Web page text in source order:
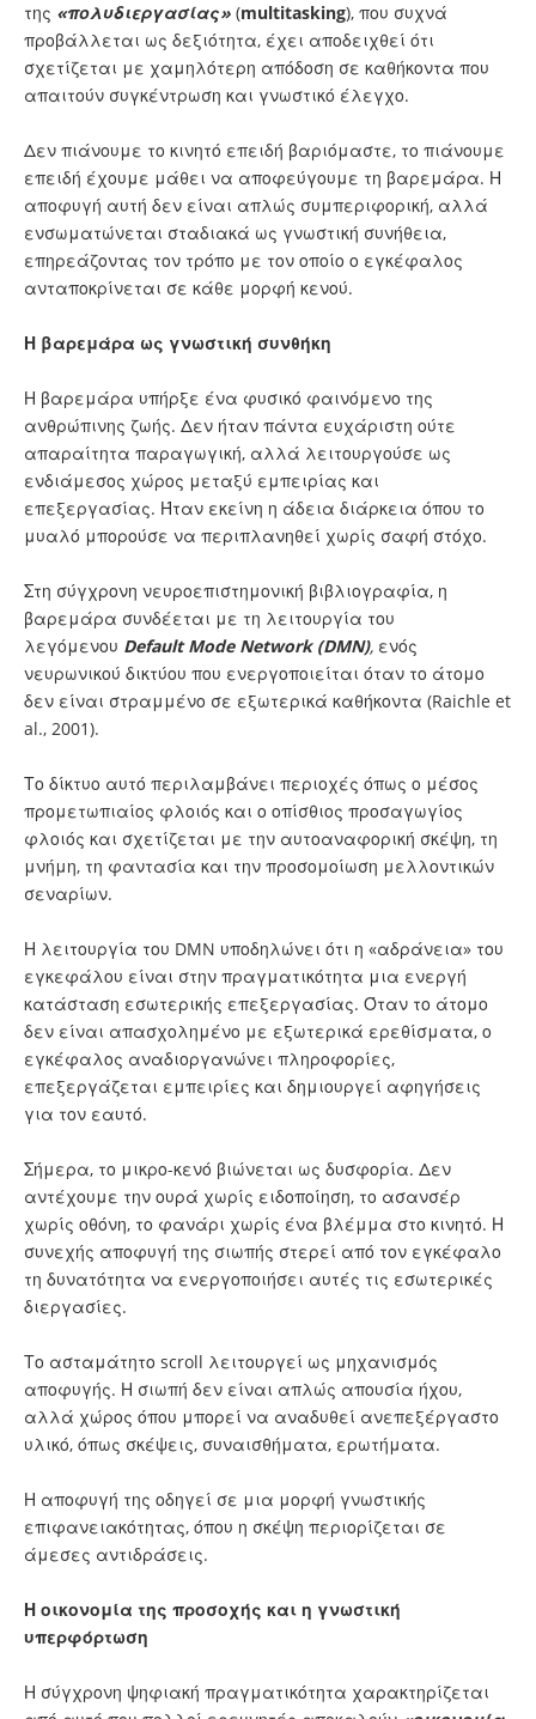
της «πολυδιεργασίας» (multitasking), που συχνά
προβάλλεται ως δεξιότητα, έχει αποδειχθεί ότι
σχετίζεται με χαμηλότερη απόδοση σε καθήκοντα που
απαιτούν συγκέντρωση και γνωστικό έλεγχο.
Δεν πιάνουμε το κινητό επειδή βαριόμαστε, το πιάνουμε
επειδή έχουμε μάθει να αποφεύγουμε τη βαρεμάρα. Η
αποφυγή αυτή δεν είναι απλώς συμπεριφορική, αλλά
ενσωματώνεται σταδιακά ως γνωστική συνήθεια,
επηρεάζοντας τον τρόπο με τον οποίο ο εγκέφαλος
ανταποκρίνεται σε κάθε μορφή κενού.
Η βαρεμάρα ως γνωστική συνθήκη
Η βαρεμάρα υπήρξε ένα φυσικό φαινόμενο της
ανθρώπινης ζωής. Δεν ήταν πάντα ευχάριστη ούτε
απαραίτητα παραγωγική, αλλά λειτουργούσε ως
ενδιάμεσος χώρος μεταξύ εμπειρίας και
επεξεργασίας. Ήταν εκείνη η άδεια διάρκεια όπου το
μυαλό μπορούσε να περιπλανηθεί χωρίς σαφή στόχο.
Στη σύγχρονη νευροεπιστημονική βιβλιογραφία, η
βαρεμάρα συνδέεται με τη λειτουργία του
λεγόμενου Default Mode Network (DMN), ενός
νευρωνικού δικτύου που ενεργοποιείται όταν το άτομο
δεν είναι στραμμένο σε εξωτερικά καθήκοντα (Raichle et
al., 2001).
Το δίκτυο αυτό περιλαμβάνει περιοχές όπως ο μέσος
προμετωπιαίος φλοιός και ο οπίσθιος προσαγωγίος
φλοιός και σχετίζεται με την αυτοαναφορική σκέψη, τη
μνήμη, τη φαντασία και την προσομοίωση μελλοντικών
σεναρίων.
Η λειτουργία του DMN υποδηλώνει ότι η «αδράνεια» του
εγκεφάλου είναι στην πραγματικότητα μια ενεργή
κατάσταση εσωτερικής επεξεργασίας. Όταν το άτομο
δεν είναι απασχολημένο με εξωτερικά ερεθίσματα, ο
εγκέφαλος αναδιοργανώνει πληροφορίες,
επεξεργάζεται εμπειρίες και δημιουργεί αφηγήσεις
για τον εαυτό.
Σήμερα, το μικρο-κενό βιώνεται ως δυσφορία. Δεν
αντέχουμε την ουρά χωρίς ειδοποίηση, το ασανσέρ
χωρίς οθόνη, το φανάρι χωρίς ένα βλέμμα στο κινητό. Η
συνεχής αποφυγή της σιωπής στερεί από τον εγκέφαλο
τη δυνατότητα να ενεργοποιήσει αυτές τις εσωτερικές
διεργασίες.
Το ασταμάτητο scroll λειτουργεί ως μηχανισμός
αποφυγής. Η σιωπή δεν είναι απλώς απουσία ήχου,
αλλά χώρος όπου μπορεί να αναδυθεί ανεπεξέργαστο
υλικό, όπως σκέψεις, συναισθήματα, ερωτήματα.
Η αποφυγή της οδηγεί σε μια μορφή γνωστικής
επιφανειακότητας, όπου η σκέψη περιορίζεται σε
άμεσες αντιδράσεις.
Η οικονομία της προσοχής και η γνωστική
υπερφόρτωση
Η σύγχρονη ψηφιακή πραγματικότητα χαρακτηρίζεται